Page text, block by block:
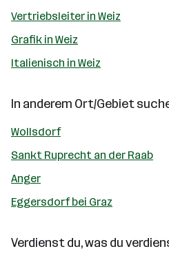
Vertriebsleiter in Weiz
Grafik in Weiz
Italienisch in Weiz
In anderem Ort/Gebiet
Wollsdorf
Sankt Ruprecht an der Raab
Anger
Eggersdorf bei Graz
Verdienst du, was du